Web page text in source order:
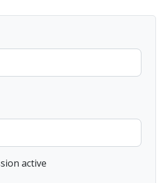
active